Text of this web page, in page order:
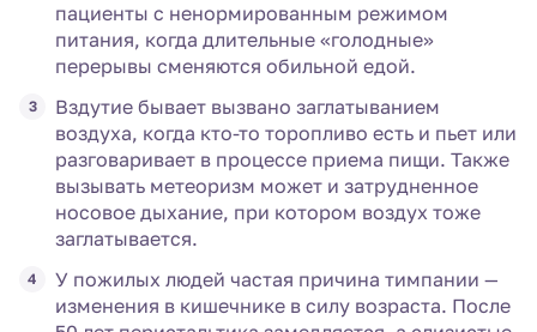
пациенты с ненормированным режимом
питания, когда длительные «голодные»
перерывы сменяются обильной едой.
Вздутие бывает вызвано заглатыванием
воздуха, когда кто-то торопливо есть и пьет или
разговаривает в процессе приема пищи. Также
вызывать метеоризм может и затрудненное
носовое дыхание, при котором воздух тоже
заглатывается.
У пожилых людей частая причина тимпании —
изменения в кишечнике в силу возраста. После